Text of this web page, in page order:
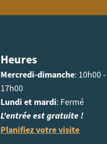
Heures
Mercredi-dimanche: 10h00 -
17h00
Lundi et mardi: Fermé
L'entrée est gratuite !
Planifiez votre visite